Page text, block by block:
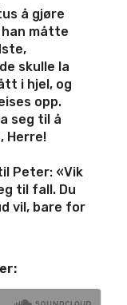
å gjøre
måtte
skulle la
i hjel, og
opp.
seg til å
Herre!
Peter: «Vik
til fall. Du
vil, bare for